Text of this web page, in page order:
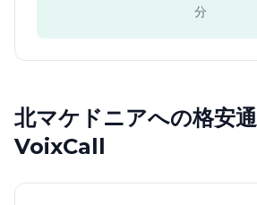
分
北マケドニアへの格安
VoixCall